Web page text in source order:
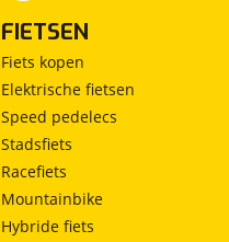
FIETSEN
Fiets kopen
Elektrische fietsen
Speed pedelecs
Stadsfiets
Racefiets
Mountainbike
Hybride fiets